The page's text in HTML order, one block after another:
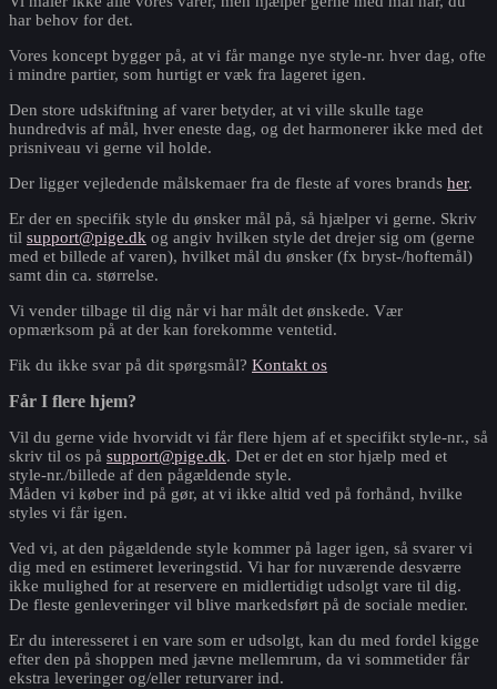
har behov for det.
Vores koncept bygger på, at vi får mange nye style-nr. hver dag, ofte
i mindre partier, som hurtigt er væk fra lageret igen.
Den store udskiftning af varer betyder, at vi ville skulle tage
hundredvis af mål, hver eneste dag, og det harmonerer ikke med det
prisniveau vi gerne vil holde.
Der ligger vejledende målskemaer fra de fleste af vores brands her.
Er der en specifik style du ønsker mål på, så hjælper vi gerne. Skriv
til support@pige.dk og angiv hvilken style det drejer sig om (gerne
med et billede af varen), hvilket mål du ønsker (fx bryst-/hoftemål)
samt din ca. størrelse.
Vi vender tilbage til dig når vi har målt det ønskede. Vær
opmærksom på at der kan forekomme ventetid.
Fik du ikke svar på dit spørgsmål? Kontakt os
Får I flere hjem?
Vil du gerne vide hvorvidt vi får flere hjem af et specifikt style-nr., så
skriv til os på support@pige.dk. Det er det en stor hjælp med et
style-nr./billede af den pågældende style.
Måden vi køber ind på gør, at vi ikke altid ved på forhånd, hvilke
styles vi får igen.
Ved vi, at den pågældende style kommer på lager igen, så svarer vi
dig med en estimeret leveringstid. Vi har for nuværende desværre
ikke mulighed for at reservere en midlertidigt udsolgt vare til dig.
De fleste genleveringer vil blive markedsført på de sociale medier.
Er du interesseret i en vare som er udsolgt, kan du med fordel kigge
efter den på shoppen med jævne mellemrum, da vi sommetider får
ekstra leveringer og/eller returvarer ind.